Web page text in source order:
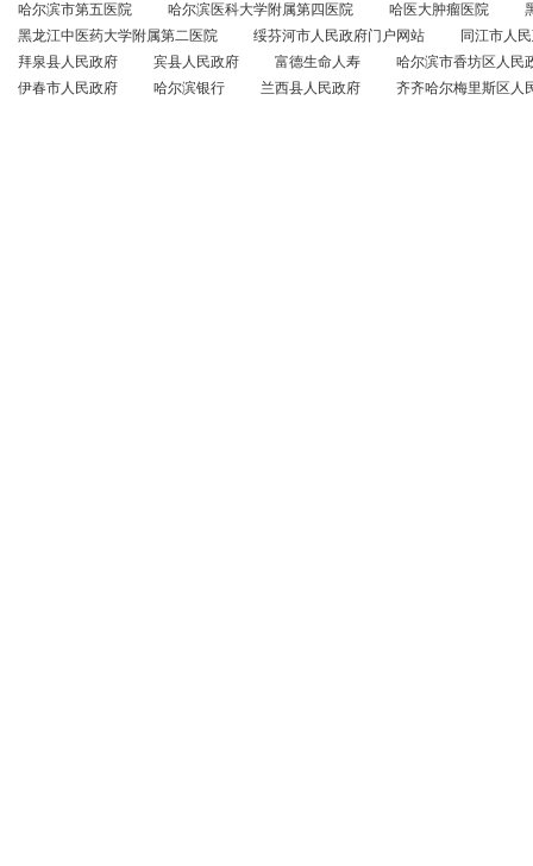
哈尔滨市第五医院
哈尔滨医科大学附属第四医院 哈医大肿瘤医院
黑龙江中医药大学附属第二医院
绥芬河市人民政府门户网站
同江市人
拜泉县人民政府
宾县人民政府 富德生命人寿
哈尔滨市香坊区人民
伊春市人民政府
哈尔滨银行 兰西县人民政府 齐齐哈尔梅里斯区人